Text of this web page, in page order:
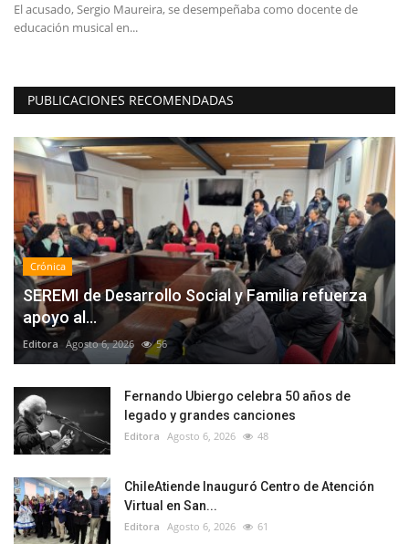
El acusado, Sergio Maureira, se desempeñaba como docente de
educación musical en...
PUBLICACIONES RECOMENDADAS
Crónica
SEREMI de Desarrollo Social y Familia refuerza
apoyo al...
Editora Agosto 6, 2026 56
Fernando Ubiergo celebra 50 años de
legado y grandes canciones
Editora Agosto 6, 2026 48
ChileAtiende Inauguró Centro de Atención
Virtual en San...
Editora Agosto 6, 2026 61